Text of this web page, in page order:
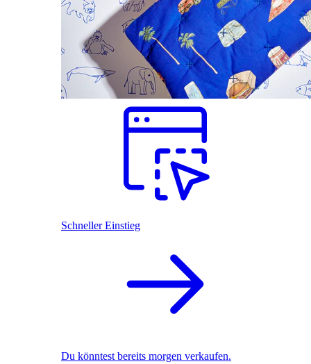
Schneller Einstieg
Du könntest bereits morgen verkaufen.